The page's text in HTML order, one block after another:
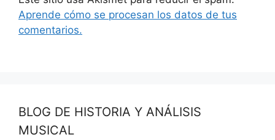
Aprende cómo se procesan los datos de tus
comentarios.
BLOG DE HISTORIA Y ANÁLISIS
MUSICAL